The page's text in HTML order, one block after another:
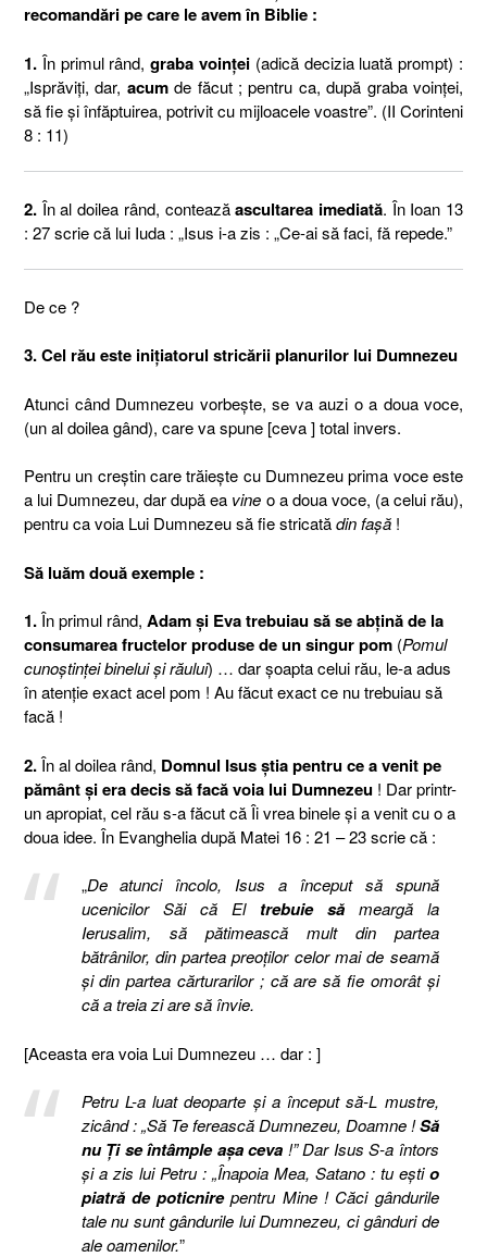
recomandări pe care le avem în Biblie :
1. În primul rând,graba voinţei (adică decizia luată prompt) :
„Isprăviţi, dar, acumde făcut ; pentru ca, după graba voinţei,
să fie şi înfăptuirea, potrivit cu mijloacele voastre”. (II Corinteni
8 : 11)
2. În al doilea rând, conteazăascultarea imediată. În Ioan 13
: 27 scrie că lui Iuda : „Isus i-a zis : „Ce-ai să faci, fă repede.”
De ce ?
3.Cel rău este iniţiatorul stricării planurilor lui Dumnezeu
Atunci când Dumnezeu vorbeşte, se va auzi o a doua voce,
(un al doilea gând), care va spune [ceva ] total invers.
Pentru un creştin care trăieşte cu Dumnezeu prima voce este
a lui Dumnezeu, dar după ea vine o a doua voce, (a celui rău),
pentru ca voia Lui Dumnezeu să fie stricatădin faşă !
Să luăm două exemple :
1.În primul rând, Adam şi Eva trebuiau să se abţină de la
consumarea fructelor produse de un singur pom (Pomul
cunoştinţei binelui şi răului) … dar şoapta celui rău, le-a adus
în atenţie exact acel pom ! Au făcut exact ce nu trebuiau să
facă !
2.În al doilea rând, Domnul Isus ştia pentru ce a venit pe
pământ şi era decis să facă voia lui Dumnezeu ! Dar printr-
un apropiat, cel rău s-a făcut că Îi vrea binele şi a venit cu o a
doua idee. În Evanghelia după Matei 16 : 21 – 23 scrie că :
„De atunci încolo, Isus a început să spună
ucenicilor Săi că El trebuie sămeargă la
Ierusalim, să pătimească mult din partea
bătrânilor, din partea preoţilor celor mai de seamă
şi din partea cărturarilor ; că are să fie omorât şi
că a treia zi are să învie.
[Aceasta era voia Lui Dumnezeu … dar : ]
Petru L-a luat deoparte şi a început să-L mustre,
zicând : „Să Te ferească Dumnezeu, Doamne !Să
nu Ţi se întâmple aşa ceva !” Dar Isus S-a întors
şi a zis lui Petru : „Înapoia Mea, Satano : tu eştio
piatră de poticnirepentru Mine ! Căci gândurile
tale nu sunt gândurile lui Dumnezeu, ci gânduri de
ale oamenilor.”